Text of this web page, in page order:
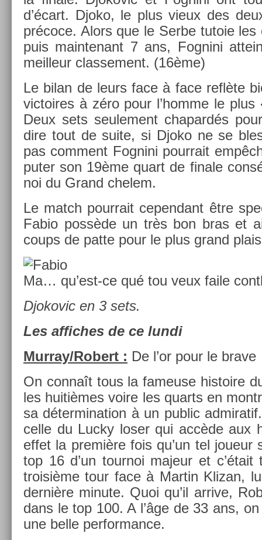
d’écart. Djoko, le plus vieux des
précoce. Alors que le Serbe tutoie
puis main­tenant 7 ans, Fog­nini
meil­leur clas­se­ment. (16ème)
Le bilan de leurs face à face reflète
vic­toires à zéro pour l’homme le
Deux sets seule­ment chapardés
dire tout de suite, si Djoko ne se
pas com­ment Fog­nini pour­rait
put­er son 19ème quart de fin­ale
noi du Grand chelem.
Le match pour­rait cepen­dant être
Fabio possède un très bon bras et
coups de patte pour le plus grand
Ma… qu’est-ce qué tou veux faile
Djokovic en 3 sets.
Les af­fiches de ce lundi
Mur­ray/­Robert : De l’or pour le brave
On connaît tous la fameuse his­toire
les huitièmes voire les quarts en
sa déter­mina­tion à un pub­lic
celle du Lucky loser qui accède aux
effet la première fois qu’un tel joueur
top 16 d’un tour­noi majeur et c’était
troisiè­me tour face à Mar­tin Klizan,
dernière minute. Quoi qu’il ar­rive,
dans le top 100. A l’âge de 33 ans,
une belle per­for­mance.